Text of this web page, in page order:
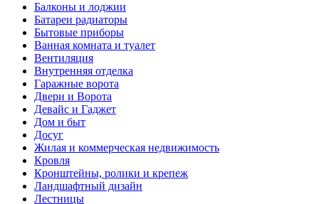
Балконы и лоджии
Батареи радиаторы‎
Бытовые приборы
Ванная комната и туалет
Вентиляция
Внутренняя отделка
Гаражные ворота
Двери и Ворота
Девайс и Гаджет
Дом и быт
Досуг
Жилая и коммерческая недвижимость
Кровля
Кронштейны, ролики и крепеж
Ландшафтный дизайн
Лестницы